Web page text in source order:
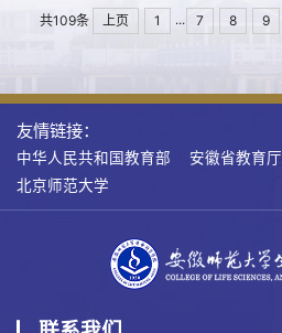
共109条 上页 1 ... 7 8 9
友情链接：
中华人民共和国教育部 安徽省教育厅
北京师范大学